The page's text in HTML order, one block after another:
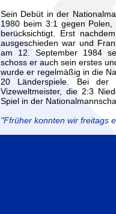
Sein Debüt in der
1980 beim 3:1 gegen
berücksichtigt. Erst
ausgeschieden war und
am 12. September 1984
schoss er auch sein erstes
wurde er regelmäßig in die
20 Länderspiele. Bei der
Vizeweltmeister, die 2:3
Spiel in der
"Ffrüher konnten wir freitags